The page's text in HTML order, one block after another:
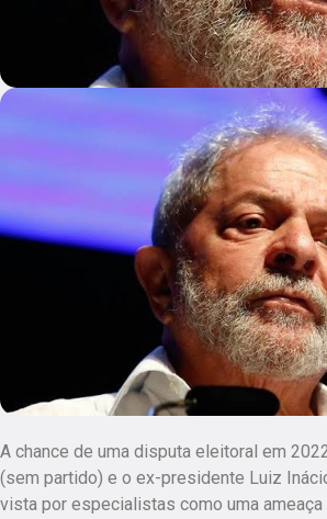
A chance de uma disputa eleitoral em
(sem partido) e o ex-presidente Luiz
vista por especialistas como uma ameaça